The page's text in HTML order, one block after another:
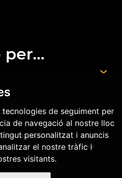
de seguiment per
de navegació al nostre lloc
personalitzat i anuncis
el nostre tràfic i
visitants.
2026
de Agència Antifrau
Mapa
Web